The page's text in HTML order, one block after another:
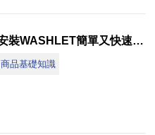
安裝WASHLET簡單又快速(安裝篇)
商品基礎知識